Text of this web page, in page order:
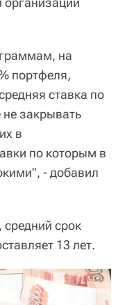
на
портфеля,
ставка по
закрывать
в
по которым в
- добавил
срок
13 лет.